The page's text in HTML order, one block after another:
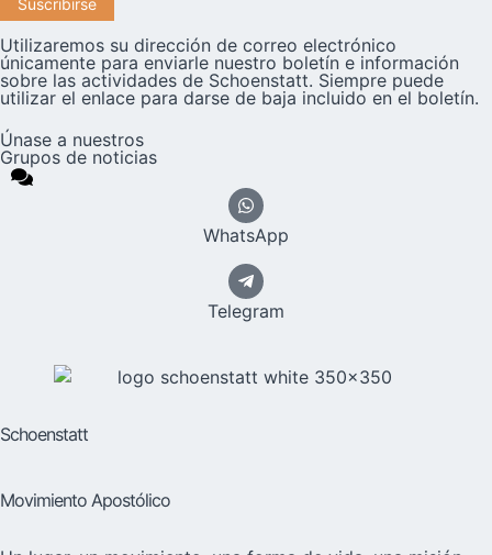
Utilizaremos su dirección de correo electrónico
únicamente para enviarle nuestro boletín e información
sobre las actividades de Schoenstatt. Siempre puede
utilizar el enlace para darse de baja incluido en el boletín.
Únase a nuestros
Grupos de noticias
WhatsApp
Telegram
Schoenstatt
Movimiento Apostólico